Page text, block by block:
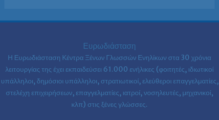
Ευρωδιάσταση
Η Ευρωδιάσταση Κέντρα Ξένων Γλωσσών Ενηλίκων στα 30 χρόνια
λειτουργίας της έχει εκπαιδεύσει 61.000 ενήλικες (φοιτητές, ιδιωτικοί
υπάλληλοι, δημόσιοι υπάλληλοι, στρατιωτικοί, ελεύθεροι επαγγελματίες,
στελέχη επιχειρήσεων, επαγγελματίες, ιατροί, νοσηλευτές, μηχανικοί,
κλπ) στις ξένες γλώσσες.